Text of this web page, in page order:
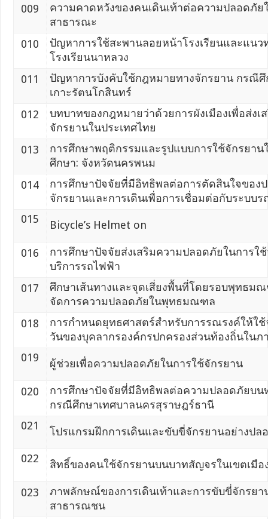
009
ความคาดหวังของคนเดินเท้าต่อความปลอดภัย
สาธารณะ
010
ปัญหาการใช้สะพานลอยหน้าโรงเรียนและแน
โรงเรียนนาหลวง
011
ปัญหาการบังคับใช้กฎหมายทางจักรยาน กรณีศึ
เกาะรัตนโกสินทร์
012
บทบาทของกฎหมายว่าด้วยการผังเมืองเพื่อส่ง
จักรยานในประเทศไทย
013
การศึกษาพฤติกรรมและรูปแบบการใช้จักรยา
ศึกษา: จังหวัดนครพนม
014
การศึกษาปัจจัยที่มีอิทธิพลต่อการตัดสินใจของ
จักรยานและการเดินเพื่อการเชื่อมต่อกับระบบ
015
Bicycle’s Helmet on
016
การศึกษาปัจจัยส่งเสริมความปลอดภัยในการใ
บริการรถไฟฟ้า
017
ศึกษาเส้นทางและจุดเสี่ยงพื้นที่โดยรอบพุทธม
จัดการความปลอดภัยในพุทธมณฑล
018
การกำหนดยุทธศาสตร์สำหรับการรณรงค์ให้ใ
วันของบุคลากรองค์กรปกครองส่วนท้องถิ่นในภ
019
ผู้ช่วยเพื่อความปลอดภัยในการใช้จักรยาน
020
การศึกษาปัจจัยที่มีอิทธิพลต่อความปลอดภัยบนท
กรณีศึกษาเทศบาลนครสุราษฎร์ธานี
021
โปรแกรมฝึกการเดินและขับขี่จักรยานอย่างปล
022 สิทธิ์ของคนใช้จักรยานบนบาทสัญจรในเขตเมือ
023
ภาพลักษณ์ของการเดินเท้าและการขับขี่จักรย
สาธารณชน